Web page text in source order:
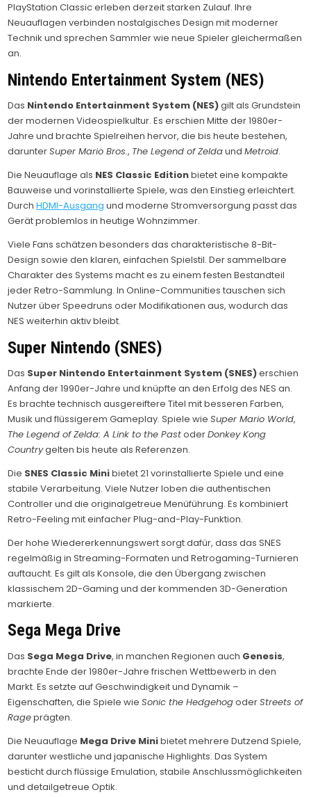
PlayStation Classic erleben derzeit starken Zulauf. Ihre
Neuauflagen verbinden nostalgisches Design mit moderner
Technik und sprechen Sammler wie neue Spieler gleichermaßen
an.
Nintendo Entertainment System (NES)
Das Nintendo Entertainment System (NES)gilt als Grundstein
der modernen Videospielkultur. Es erschien Mitte der 1980er-
Jahre und brachte Spielreihen hervor, die bis heute bestehen,
darunterSuper Mario Bros., The Legend of ZeldaundMetroid.
Die Neuauflage als NES Classic Editionbietet eine kompakte
Bauweise und vorinstallierte Spiele, was den Einstieg erleichtert.
DurchHDMI-Ausgang und moderne Stromversorgung passt das
Gerät problemlos in heutige Wohnzimmer.
Viele Fans schätzen besonders das charakteristische 8-Bit-
Design sowie den klaren, einfachen Spielstil. Der sammelbare
Charakter des Systems macht es zu einem festen Bestandteil
jeder Retro-Sammlung. In Online-Communities tauschen sich
Nutzer über Speedruns oder Modifikationen aus, wodurch das
NES weiterhin aktiv bleibt.
Super Nintendo (SNES)
Das Super Nintendo Entertainment System (SNES)erschien
Anfang der 1990er-Jahre und knüpfte an den Erfolg des NES an.
Es brachte technisch ausgereiftere Titel mit besseren Farben,
Musik und flüssigerem Gameplay. Spiele wieSuper Mario World,
The Legend of Zelda: A Link to the PastoderDonkey Kong
Countrygelten bis heute als Referenzen.
Die SNES Classic Minibietet 21 vorinstallierte Spiele und eine
stabile Verarbeitung. Viele Nutzer loben die authentischen
Controller und die originalgetreue Menüführung. Es kombiniert
Retro-Feeling mit einfacher Plug-and-Play-Funktion.
Der hohe Wiedererkennungswert sorgt dafür, dass das SNES
regelmäßig in Streaming-Formaten und Retrogaming-Turnieren
auftaucht. Es gilt als Konsole, die den Übergang zwischen
klassischem 2D-Gaming und der kommenden 3D-Generation
markierte.
Sega Mega Drive
Das Sega Mega Drive, in manchen Regionen auch Genesis,
brachte Ende der 1980er-Jahre frischen Wettbewerb in den
Markt. Es setzte auf Geschwindigkeit und Dynamik –
Eigenschaften, die Spiele wieSonic the HedgehogoderStreets of
Rageprägten.
Die Neuauflage Mega Drive Minibietet mehrere Dutzend Spiele,
darunter westliche und japanische Highlights. Das System
besticht durch flüssige Emulation, stabile Anschlussmöglichkeiten
und detailgetreue Optik.